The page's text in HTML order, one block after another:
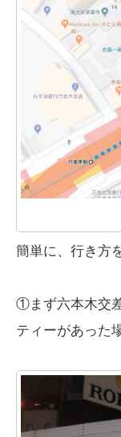
簡単に、行き方
①まず六本木交
ティーがあった